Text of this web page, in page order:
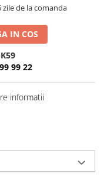
zile de la comanda
IN COS
99 22
informatii